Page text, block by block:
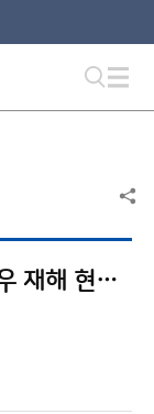
유희동 기상청장, 부여·청양 호우 재해 현장 방문